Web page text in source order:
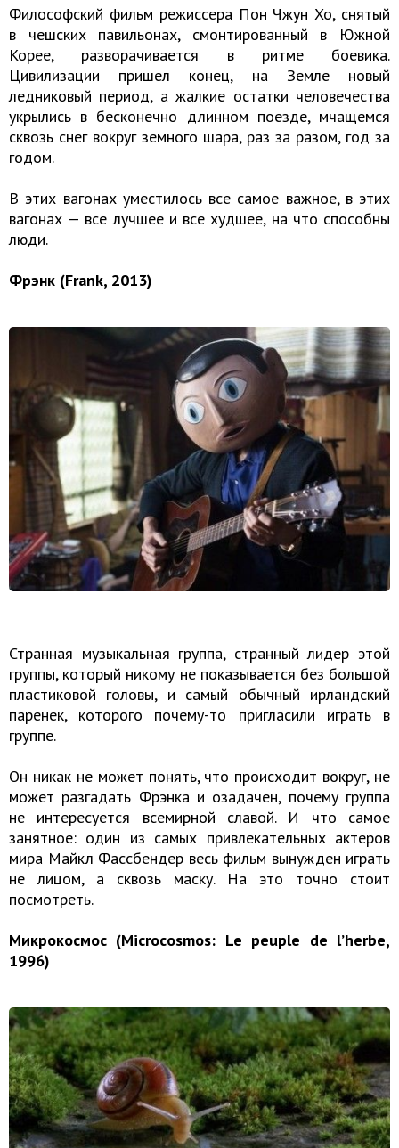
Философский фильм режиссера Пон Чжун Хо, снятый
в чешских павильонах, смонтированный в Южной
Корее, разворачивается в ритме боевика.
Цивилизации пришел конец, на Земле новый
ледниковый период, а жалкие остатки человечества
укрылись в бесконечно длинном поезде, мчащемся
сквозь снег вокруг земного шара, раз за разом, год за
годом.
В этих вагонах уместилось все самое важное, в этих
вагонах — все лучшее и все худшее, на что способны
люди.
Фрэнк (Frank, 2013)
Странная музыкальная группа, странный лидер этой
группы, который никому не показывается без большой
пластиковой головы, и самый обычный ирландский
паренек, которого почему-то пригласили играть в
группе.
Он никак не может понять, что происходит вокруг, не
может разгадать Фрэнка и озадачен, почему группа
не интересуется всемирной славой. И что самое
занятное: один из самых привлекательных актеров
мира Майкл Фассбендер весь фильм вынужден играть
не лицом, а сквозь маску. На это точно стоит
посмотреть.
Микрокосмос (Microcosmos: Le peuple de l’herbe,
1996)